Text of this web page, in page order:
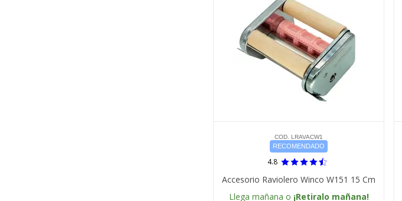
COD. LRAVACW1
RECOMENDADO
4.8
Accesorio Raviolero Winco W151 15 Cm
Llega mañana o ¡Retiralo mañana!